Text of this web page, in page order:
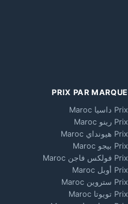
PRIX PAR MARQUE
Prix داسيا Maroc
Prix رينو Maroc
Prix هيونداي Maroc
Prix بيجو Maroc
Prix فولكس فاجن Maroc
Prix أوبل Maroc
Prix ستروين Maroc
Prix تويوتا Maroc